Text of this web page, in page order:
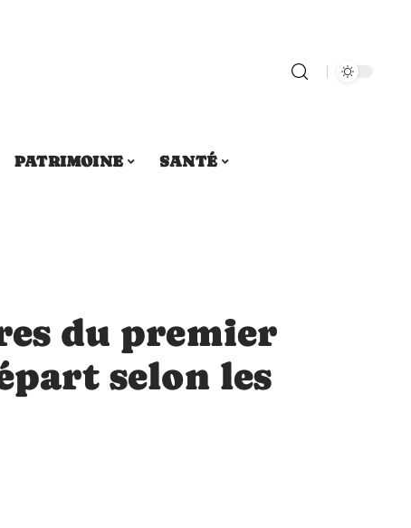
PATRIMOINE
SANTÉ
du premier
selon les